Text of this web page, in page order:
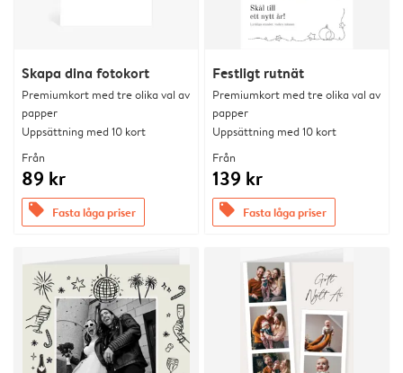
Skapa dina fotokort
Premiumkort med tre olika val av
papper
Uppsättning med 10 kort
Från
89 kr
offers Fasta låga priser
Festligt rutnät
Premiumkort med tre olika val av
papper
Uppsättning med 10 kort
Från
139 kr
offers Fasta låga priser